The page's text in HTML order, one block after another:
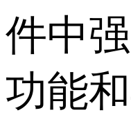
件中
功能